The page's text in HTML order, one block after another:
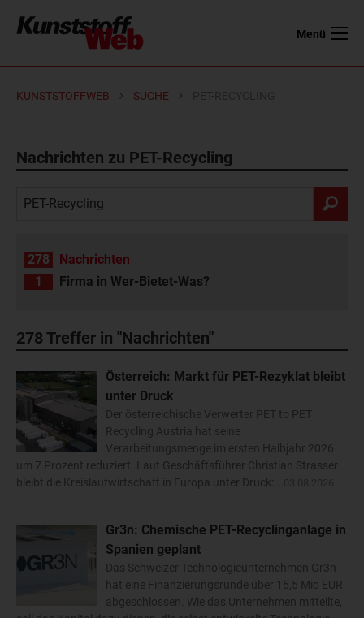
Menü
KUNSTSTOFFWEB SUCHE
Nachrichten zu PET-Recycling
278
Nachrichten
1
Firma in Wer-Bietet-Was?
278 Treffer in "Nachrichten"
Österreich: Markt für PET-Rezyklat bleibt
unter Druck
Der österreichische Verwerter PET to PET
Recycling Austria hat seine
Verarbeitungsmenge im ersten Halbjahr 2026
um 7 Prozent reduziert. Laut Geschäftsführer Christian Strasser
bleibt die Kreislaufwirtschaft in Europa unter Druck:…
Gr3n: Chemische PET-Recyclinganlage in
Spanien geplant
Das Schweizer Technologieunternehmen Gr3n
hat eine Finanzierungsrunde über 15,5 Mio EUR
abgeschlossen. Wie das Unternehmen mitteilte,